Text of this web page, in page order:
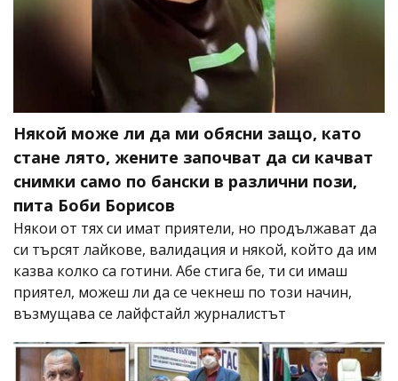
Някой може ли да ми обясни защо, като
стане лято, жените започват да си качват
снимки само по бански в различни пози,
пита Боби Борисов
Някои от тях си имат приятели, но продължават да
си търсят лайкове, валидация и някой, който да им
казва колко са готини. Абе стига бе, ти си имаш
приятел, можеш ли да се чекнеш по този начин,
възмущава се лайфстайл журналистът